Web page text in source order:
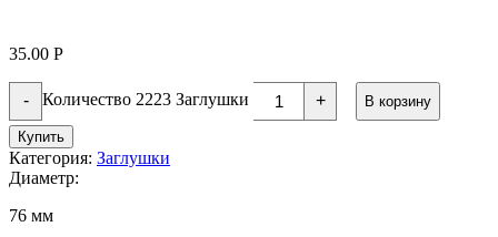
35.00 Р
- Количество 2223 Заглушки + В корзину
Купить
Категория: Заглушки
Диаметр:
76 мм